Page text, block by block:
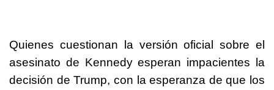
Quienes cuestionan la versión oficial sobre el
asesinato de Kennedy esperan impacientes la
decisión deTrump, con la esperanza de que los